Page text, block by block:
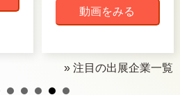
動画をみる
» 注目の出展企業一覧